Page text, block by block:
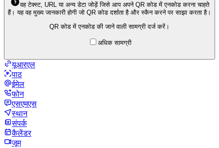
वह टेक्स्ट, URL या अन्य डेटा जोड़ें जिसे आप अपने QR कोड में एनकोड करना चाहते
हैं। यह वह मुख्य जानकारी होगी जो QR कोड दर्शाता है और स्कैन करने पर साझा करता है।
QR कोड में एनकोड की जाने वाली सामग्री दर्ज करें।
अधिक सामग्री
यूआरएल
पाठ
ईमेल
फोन
एसएमएस
स्थान
संपर्क
कैलेंडर
जूम